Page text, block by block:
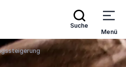
Suche
Menü